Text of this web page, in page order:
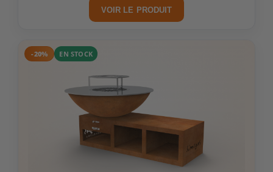
VOIR LE PRODUIT
-20% EN STOCK